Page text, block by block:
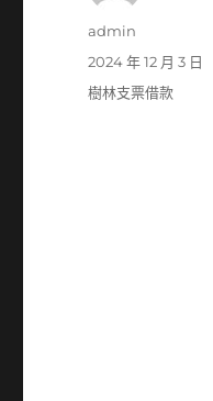
作
admin
發
佈
2024 年 12 月 3 日
分
樹林支票借款